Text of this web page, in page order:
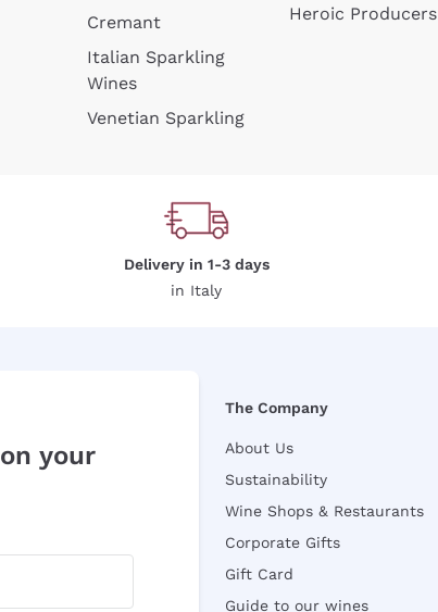
Cremant
Italian Sparkling
Wines
Venetian Sparkling
Heroic Producers
Delivery in 1-3 days
in Italy
on your
The Company
About Us
Sustainability
Wine Shops & Restaurants
Corporate Gifts
Gift Card
Guide to our wines